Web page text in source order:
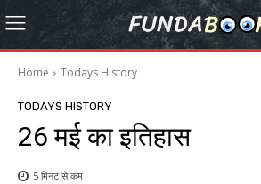
Home Todays History
TODAYS HISTORY
26 मई का इतिहास
5 मिनट सेकम